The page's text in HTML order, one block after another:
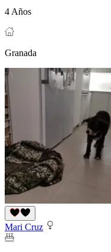
4 Años
Granada
Mari Cruz